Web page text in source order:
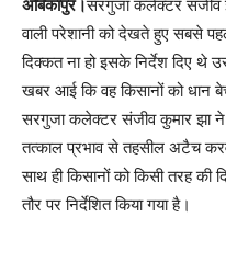
अंबिकापुर।सरगुजा कलेक्टर
वाली परेशानी को देखते हुए सबसे
दिक्कत ना हो इसके निर्देश दिए थे
खबर आई कि वह किसानों को धान
सरगुजा कलेक्टर संजीव कुमार झा ने
तत्काल प्रभाव से तहसील अटैच
साथ ही किसानों को किसी तरह
तौर पर निर्देशित किया गया है।